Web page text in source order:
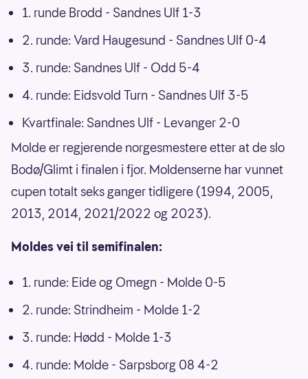
1. runde Brodd - Sandnes Ulf 1-3
2. runde: Vard Haugesund - Sandnes Ulf 0-4
3. runde: Sandnes Ulf - Odd 5-4
4. runde: Eidsvold Turn - Sandnes Ulf 3-5
Kvartfinale: Sandnes Ulf - Levanger 2-0
Molde er regjerende norgesmestere etter at de slo
Bodø/Glimt i finalen i fjor. Moldenserne har vunnet
cupen totalt seks ganger tidligere (1994, 2005,
2013, 2014, 2021/2022 og 2023).
Moldes vei til semifinalen:
1. runde: Eide og Omegn - Molde 0-5
2. runde: Strindheim - Molde 1-2
3. runde: Hødd - Molde 1-3
4. runde: Molde - Sarpsborg 08 4-2